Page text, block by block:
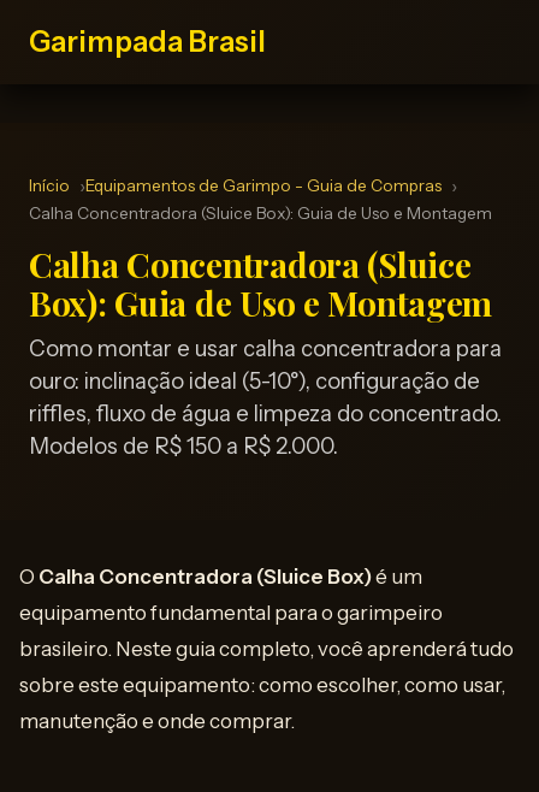
Garimpada Brasil
Início
Equipamentos de Garimpo - Guia de Compras
Calha Concentradora (Sluice Box): Guia de Uso e Montagem
Calha Concentradora (Sluice
Box): Guia de Uso e Montagem
Como montar e usar calha concentradora para
ouro: inclinação ideal (5-10°), configuração de
riffles, fluxo de água e limpeza do concentrado.
Modelos de R$ 150 a R$ 2.000.
O Calha Concentradora (Sluice Box)é um
equipamento fundamental para o garimpeiro
brasileiro. Neste guia completo, você aprenderá tudo
sobre este equipamento: como escolher, como usar,
manutenção e onde comprar.